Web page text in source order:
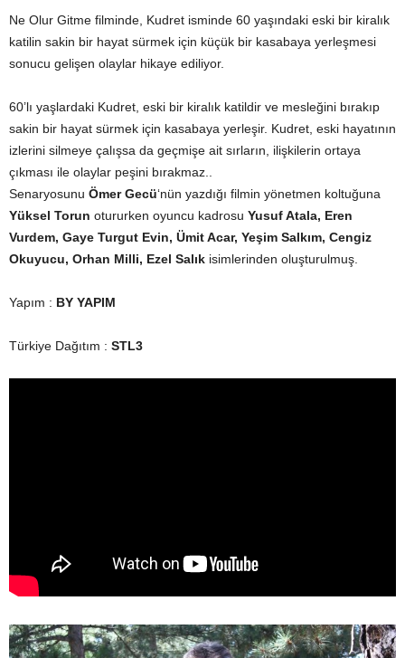
Ne Olur Gitme filminde, Kudret isminde 60 yaşındaki eski bir kiralık
katilin sakin bir hayat sürmek için küçük bir kasabaya yerleşmesi
sonucu gelişen olaylar hikaye ediliyor.
60’lı yaşlardaki Kudret, eski bir kiralık katildir ve mesleğini bırakıp
sakin bir hayat sürmek için kasabaya yerleşir. Kudret, eski hayatının
izlerini silmeye çalışsa da geçmişe ait sırların, ilişkilerin ortaya
çıkması ile olaylar peşini bırakmaz..
Senaryosunu Ömer Gecü‘nün yazdığı filmin yönetmen koltuğuna
Yüksel Torun otururken oyuncu kadrosu Yusuf Atala, Eren
Vurdem, Gaye Turgut Evin, Ümit Acar, Yeşim Salkım, Cengiz
Okuyucu, Orhan Milli, Ezel Salık isimlerinden oluşturulmuş.
Yapım : BY YAPIM
Türkiye Dağıtım : STL3